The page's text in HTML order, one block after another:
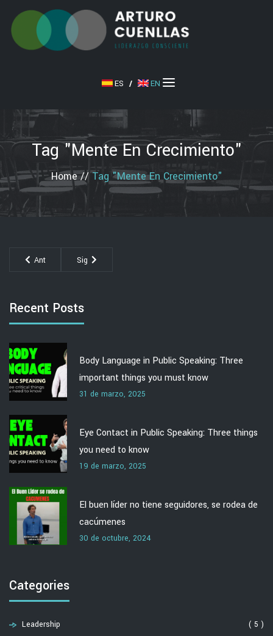
ES / EN
Tag "mente En Crecimiento"
Home//Tag "mente En Crecimiento"
Ant Sig
Recent Posts
Body Language in Public Speaking: Three
important things you must know
31 de marzo, 2025
Eye Contact in Public Speaking: Three things
you need to know
19 de marzo, 2025
El buen líder no tiene seguidores, se rodea de
cacúmenes
30 de octubre, 2024
Categories
Leadership ( 5 )